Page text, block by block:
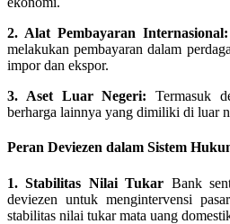
2. Alat Pembayaran Internasional:
melakukan pembayaran dalam
impor dan ekspor.
3. Aset Luar Negeri: Termasuk
berharga lainnya yang dimiliki di luar
Peran Deviezen dalam Sistem
1. Stabilitas Nilai Tukar Bank
deviezen untuk mengintervensi
stabilitas nilai tukar mata uang